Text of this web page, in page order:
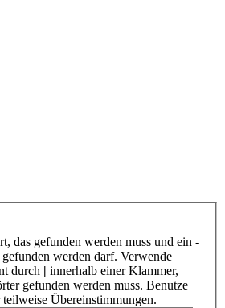
das gefunden werden muss und ein -
werden darf. Verwende
durch | innerhalb einer Klammer,
gefunden werden muss. Benutze
Übereinstimmungen.